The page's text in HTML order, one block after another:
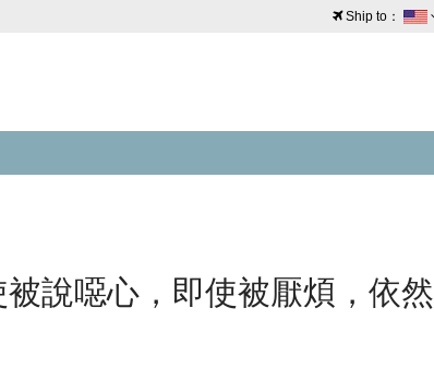
Ship to：
澳門
說噁心，即使被厭煩，依然